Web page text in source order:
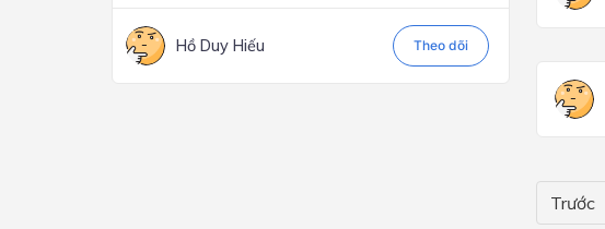
Hồ Duy Hiếu Theo dõi
Trước